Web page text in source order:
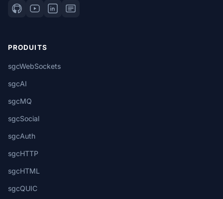
PRODUITS
sgcWebSockets
sgcAI
sgcMQ
sgcSocial
sgcAuth
sgcHTTP
sgcHTML
sgcQUIC